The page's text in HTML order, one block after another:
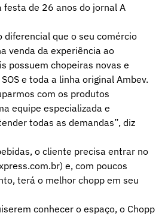
festa de 26 anos do jornal A
diferencial que o seu comércio
venda da experiência ao
possuem chopeiras novas e
e toda a linha original Ambev.
com os produtos
equipe especializada e
todas as demandas”, diz
o cliente precisa entrar no
e, com poucos
terá o melhor chopp em seu
conhecer o espaço, o Chopp